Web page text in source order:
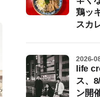
鶏ッ
スカ
life
ス、
ン開
2026-